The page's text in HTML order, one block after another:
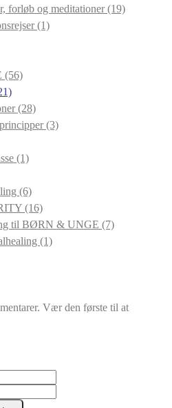
forløb og meditationer(19)
(1)
(56)
(28)
(3)
(1)
(6)
(16)
til BØRN & UNGE (7)
(1)
Vær den første til at